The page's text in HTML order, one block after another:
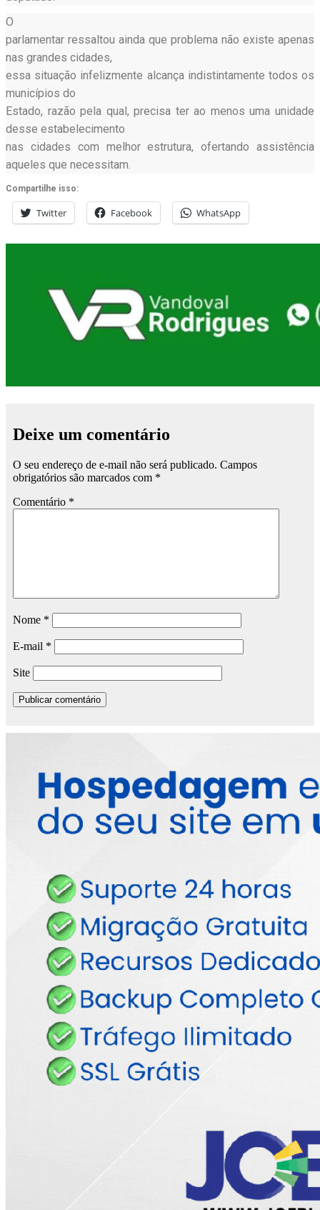
O
parlamentar ressaltou ainda que problema não existe apenas
nas grandes cidades,
essa situação infelizmente alcança indistintamente todos os
municípios do
Estado, razão pela qual, precisa ter ao menos uma unidade
desse estabelecimento
nas cidades com melhor estrutura, ofertando assistência
aqueles que necessitam.
Compartilhe isso:
Twitter Facebook WhatsApp
Deixe um comentário
O seu endereço de e-mail não será publicado. Campos
obrigatórios são marcados com *
Comentário *
Nome *
E-mail *
Site